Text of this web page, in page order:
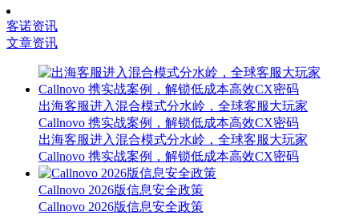
客诺资讯
文章资讯
出海客服进入混合模式分水岭，全球客服大玩家
Callnovo 携实战案例，解锁低成本高效CX密码
出海客服进入混合模式分水岭，全球客服大玩家
Callnovo 携实战案例，解锁低成本高效CX密码
Callnovo 2026版信息安全政策
Callnovo 2026版信息安全政策